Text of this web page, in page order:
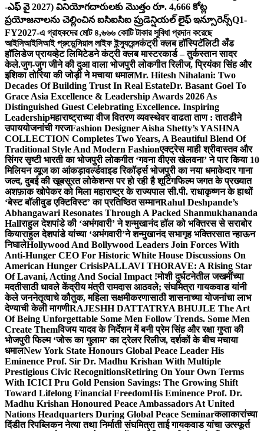
-ఎఫ్ వై 2027) వినియోగదారులకు మొత్తం రూ. 4,666 కోట్ల
ప్రయోజనాలను చెల్లించిన ఐసిఐసిఐ ప్రుడెన్షియల్ లైఫ్ ఇన్సూరెన్స్Q1-
FY2027-এ গ্রাহকদের মোট ৪,৬৬৬ কোটি টাকার সুবিধা প্রদান করেছে
আইসিআইসিআই প্রুডেন্সিয়াল লাইফ ইন্স্যুরেন্সकंट्री क्लब हॉस्पिटॅलिटी अँड
हॉलिडेज प्रायव्हेट लिमिटेडने कंट्री क्लब मास्टरकार्ड – तुर्कस्तान सादर
केले.जुग-जुग जीने की दुआ वाला भोजपुरी लोकगीत रिलीज, प्रियंका सिंह और
इशिका तोरिया की जोड़ी ने मचाया धमालMr. Hitesh Nihalani: Two
Decades Of Building Trust In Real EstateDr. Basant Goel To
Grace Asia Excellence & Leadership Awards 2026 As
Distinguished Guest Celebrating Excellence. Inspiring
Leadershipमहाराष्ट्राच्या वीज वितरण व्यवस्थेवर वाढता ताण : तातडीने
उपाययोजनांची गरजFashion Designer Aisha Shetty’s YASHNA
COLLECTION Completes Two Years, A Beautiful Blend Of
Traditional Style And Modern Fashionएक्ट्रेस माही श्रीवास्तव और
सिंगर सृष्टी भारती का भोजपुरी लोकगीत ‘गवना वीएस खेलवना’ ने पार किया 10
मिलियन व्यूज का आंकड़ावर्ल्डवाइड रिकॉर्ड्स भोजपुरी का नया धमाकेदार गाना
जल्द, दुबई की खूबसूरत लोकेशन्स पर हो रही है शूटिंगफिल्म जगत के प्रख्यात
अशफ़ाक खोपेकर को मिला महाराष्ट्र के राज्यपाल सी.पी. राधाकृष्णन के हाथों
‘बेस्ट बॉलीवुड एक्टिविस्ट’ का प्रतिष्ठित सम्मानRahul Deshpande’s
Abhangawari Resonates Through A Packed Shanmukhananda
Hallराहुल देशपांडे की ‘अभंगवारी’ ने शन्मुखानंद हॉल को भक्तिरस से सराबोर
कियाराहुल देशपांडे यांच्या ‘अभंगवारी’ने शन्मुखानंद सभागृह भक्तिरसात न्हाऊन
निघालेHollywood And Bollywood Leaders Join Forces With
Anti-Hunger CEO For Historic White House Discussions On
American Hunger CrisisPALLAVI THORAVE: A Rising Star
Of Lavani, Acting And Social Impact !मोशी दुर्घटनेतील जखमींच्या
मदतीसाठी धावले केंद्रीय मंत्री रामदास आठवले; संघमित्रा गायकवाड यांनी
केले जननेतृत्वाचे कौतुक, महिला सक्षमीकरणासाठी शासनाच्या योजनांचा लाभ
देण्याची केली मागणीRAJESHH DATTATRYA BHUJLE The Art
Of Being Unforgettable Some Men Follow Trends. Some Men
Create Themविजय यादव के निर्देशन में बनी प्रेम सिंह और रक्षा गुप्ता की
भोजपुरी फिल्म ‘जोरू का गुलाम’ का ट्रेलर रिलीज, दर्शकों के बीच मचाया
धमालNew York State Honours Global Peace Leader His
Eminence Prof. Sir Dr. Madhu Krishan With Multiple
Prestigious Civic RecognitionsRetiring On Your Own Terms
With ICICI Pru Gold Pension Savings: The Growing Shift
Toward Lifelong Financial FreedomHis Eminence Prof. Dr.
Madhu Krishan Honoured Peace Ambassadors At United
Nations Headquarters During Global Peace Seminarकलाकारांच्या
दिंडीत रिपब्लिकन नेत्या तथा निर्माती संघमित्रा ताई गायकवाड यांचा उत्स्फूर्त